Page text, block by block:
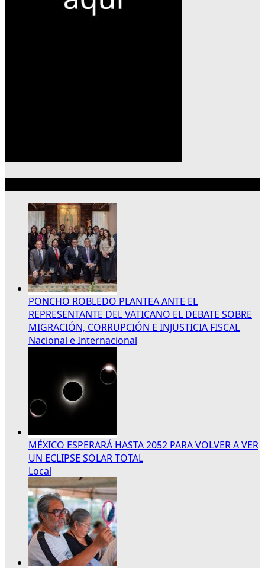
PONCHO ROBLEDO PLANTEA ANTE EL
REPRESENTANTE DEL VATICANO EL DEBATE SOBRE
MIGRACIÓN, CORRUPCIÓN E INJUSTICIA FISCAL
Nacional e Internacional
MÉXICO ESPERARÁ HASTA 2052 PARA VOLVER A VER
UN ECLIPSE SOLAR TOTAL
Local